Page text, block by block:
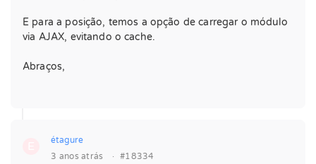
E para a posição, temos a opção de carregar o módulo
via AJAX, evitando o cache.
Abraços,
étagure
3 anos atrás
· #18334